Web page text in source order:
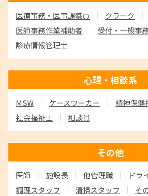
医療事務・医事課職員
クラーク
医師事務作業補助者
受付・一般事
診療情報管理士
心理・相談系
MSW ケースワーカー
精神保健
社会福祉士
相談員
その他
医師 施設長 他管理職
ドラ
調理スタッフ
清掃スタッフ そ